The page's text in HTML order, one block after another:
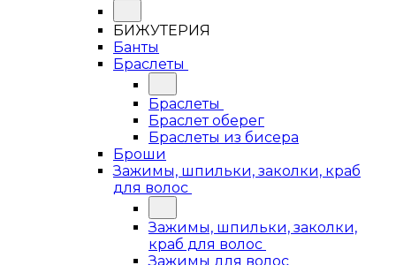
БИЖУТЕРИЯ
Банты
Браслеты
Браслеты
Браслет оберег
Браслеты из бисера
Броши
Зажимы, шпильки, заколки, краб
для волос
Зажимы, шпильки, заколки,
краб для волос
Зажимы для волос